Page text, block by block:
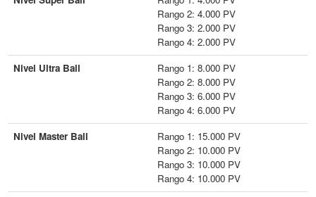
Rango 2: 4.000 PV
Rango 3: 2.000 PV
Rango 4: 2.000 PV
Nivel Ultra Ball
Rango 1: 8.000 PV
Rango 2: 8.000 PV
Rango 3: 6.000 PV
Rango 4: 6.000 PV
Nivel Master Ball
Rango 1: 15.000 PV
Rango 2: 10.000 PV
Rango 3: 10.000 PV
Rango 4: 10.000 PV